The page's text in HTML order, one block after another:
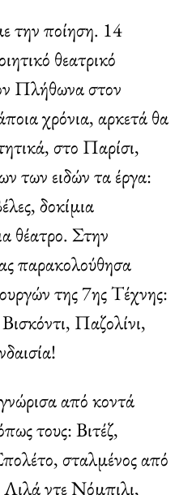
την ποίηση. 14
θεατρικό
Πλήθωνα στον
χρόνια, αρκετά θα
στο Παρίσι,
των ειδών τα έργα:
δοκίμια
θέατρο. Στην
παρακολούθησα
της 7ης Τέχνης:
Παζολίνι,
από κοντά
τους: Βιτέζ,
σταλμένος από
ντε Νόμπιλι,